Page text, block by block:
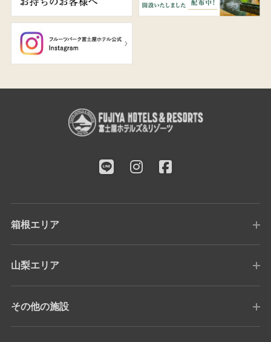
箱根エリア
山梨エリア
その他の施設